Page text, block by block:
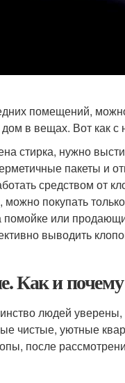
помещений,
в вещах. Вот как с
стирка, нужно
пакеты и
средством от
покупать
или
выводить
Как и
людей уверены,
чистые, уютные
после